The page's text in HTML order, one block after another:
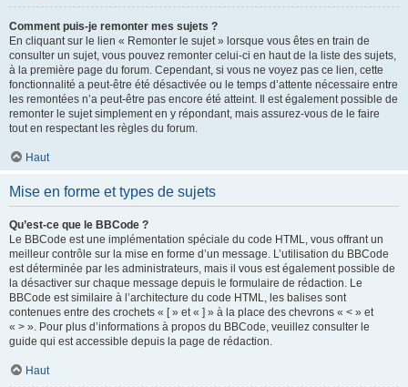
Comment puis-je remonter mes sujets ?
En cliquant sur le lien « Remonter le sujet » lorsque vous êtes en train de
consulter un sujet, vous pouvez remonter celui-ci en haut de la liste des sujets,
à la première page du forum. Cependant, si vous ne voyez pas ce lien, cette
fonctionnalité a peut-être été désactivée ou le temps d’attente nécessaire entre
les remontées n’a peut-être pas encore été atteint. Il est également possible de
remonter le sujet simplement en y répondant, mais assurez-vous de le faire
tout en respectant les règles du forum.
Haut
Mise en forme et types de sujets
Qu’est-ce que le BBCode ?
Le BBCode est une implémentation spéciale du code HTML, vous offrant un
meilleur contrôle sur la mise en forme d’un message. L’utilisation du BBCode
est déterminée par les administrateurs, mais il vous est également possible de
la désactiver sur chaque message depuis le formulaire de rédaction. Le
BBCode est similaire à l’architecture du code HTML, les balises sont
contenues entre des crochets « [ » et « ] » à la place des chevrons « < » et
« > ». Pour plus d’informations à propos du BBCode, veuillez consulter le
guide qui est accessible depuis la page de rédaction.
Haut